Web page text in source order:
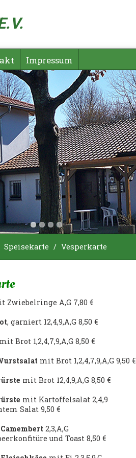
Impressum
Speisekarte / Vesperkarte
Zwiebelringe A,G 7,80 €
, garniert 12,4,9,A,G 8,50 €
mit Brot 1,2,4,7,9,A,G 8,50 €
mit Brot 1,2,4,7,9,A,G 9,50 €
mit Brot 12,4,9,A,G 8,50 €
mit Kartoffelsalat 2,4,9
Salat 9,50 €
2,3,A,G
und Toast 8,50 €